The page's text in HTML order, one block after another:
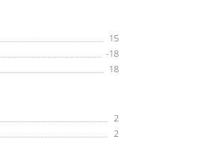
15
-18
18
2
2